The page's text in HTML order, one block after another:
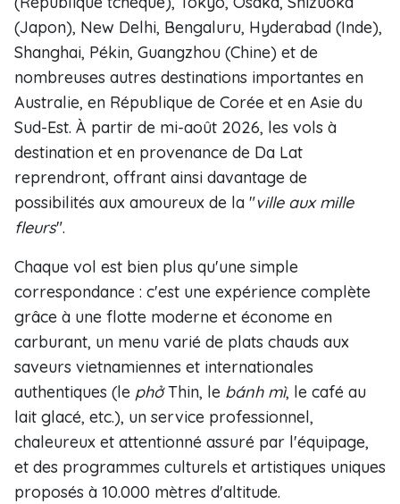
(Japon), New Delhi, Bengaluru, Hyderabad (Inde),
Shanghai, Pékin, Guangzhou (Chine) et de
nombreuses autres destinations importantes en
Australie, en République de Corée et en Asie du
Sud-Est. À partir de mi-août 2026, les vols à
destination et en provenance de Da Lat
reprendront, offrant ainsi davantage de
possibilités aux amoureux de la "ville aux mille
fleurs".
Chaque vol est bien plus qu'une simple
correspondance : c'est une expérience complète
grâce à une flotte moderne et économe en
carburant, un menu varié de plats chauds aux
saveurs vietnamiennes et internationales
authentiques (le phởThin, le bánh mì, le café au
lait glacé, etc.), un service professionnel,
chaleureux et attentionné assuré par l'équipage,
et des programmes culturels et artistiques uniques
proposés à 10.000 mètres d'altitude.